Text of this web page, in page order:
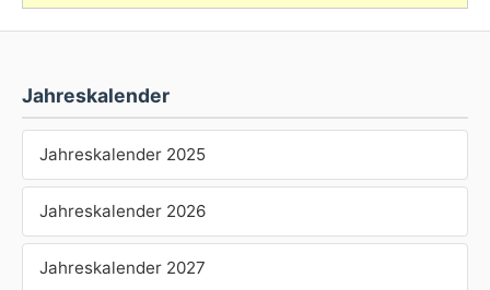
Jahreskalender
Jahreskalender 2025
Jahreskalender 2026
Jahreskalender 2027